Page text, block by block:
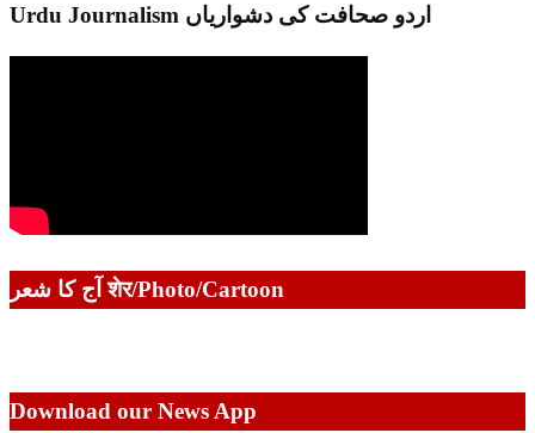
Urdu Journalism اردو صحافت کی دشواریاں
آج کا شعر शेर/Photo/Cartoon
Download our News App